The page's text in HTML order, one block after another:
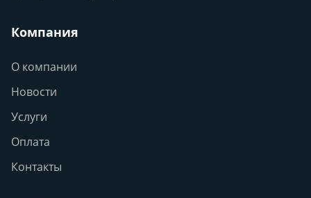
Компания
О компании
Новости
Услуги
Оплата
Контакты